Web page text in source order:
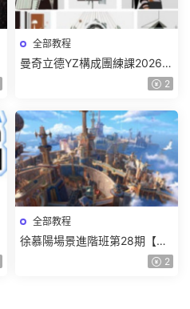
全部教程
曼奇立德YZ構成團練課2026年
8月已結課【畫質高清有課件】
2
全部教程
徐慕陽場景進階班第28期【畫
2